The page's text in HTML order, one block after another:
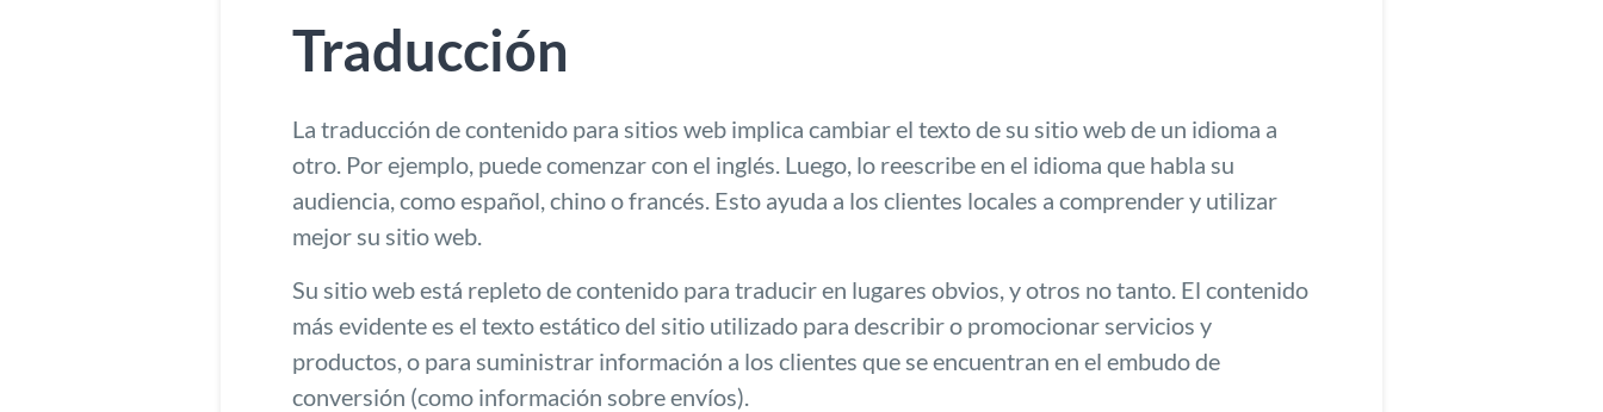
Traducción
La traducción de contenido para sitios web implica cambiar el texto de su sitio web de un idioma a
otro. Por ejemplo, puede comenzar con el inglés. Luego, lo reescribe en el idioma que habla su
audiencia, como español, chino o francés. Esto ayuda a los clientes locales a comprender y utilizar
mejor su sitio web.
Su sitio web está repleto de contenido para traducir en lugares obvios, y otros no tanto. El contenido
más evidente es el texto estático del sitio utilizado para describir o promocionar servicios y
productos, o para suministrar información a los clientes que se encuentran en el embudo de
conversión (como información sobre envíos).